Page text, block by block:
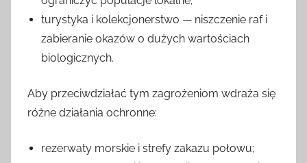
turystyka i kolekcjonerstwo — niszczenie raf i
zabieranie okazów o dużych wartościach
biologicznych.
Aby przeciwdziałać tym zagrożeniom wdraża się
różne działania ochronne:
rezerwaty morskie i strefy zakazu połowu;